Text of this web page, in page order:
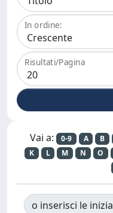
In ordine:
Risultati/Pagina
Vai a: 0-9 A B
K
L M N O
o inserisci le